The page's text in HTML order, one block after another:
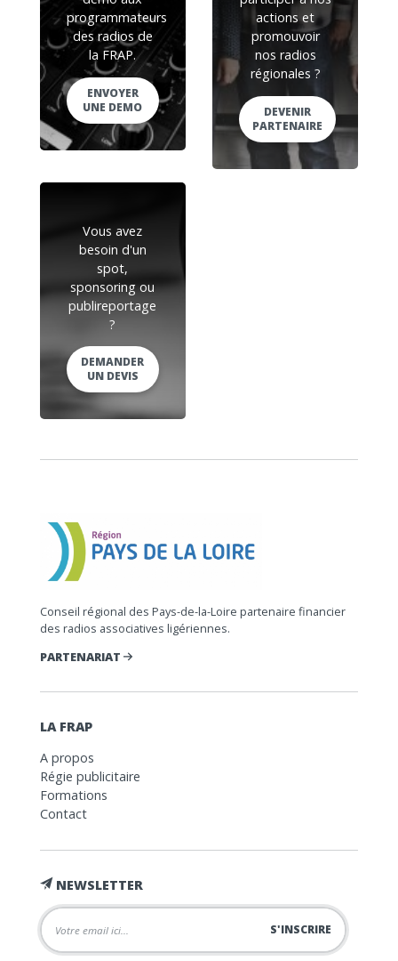
programmateurs
des radios de
la FRAP.
ENVOYER
UNE DEMO
actions et
promouvoir
nos radios
régionales ?
DEVENIR
PARTENAIRE
Vous avez
besoin d'un
spot,
sponsoring ou
publireportage
?
DEMANDER
UN DEVIS
Conseil régional des Pays-de-la-Loire partenaire financier
des radios associatives ligériennes.
PARTENARIAT
LA FRAP
A propos
Régie publicitaire
Formations
Contact
NEWSLETTER